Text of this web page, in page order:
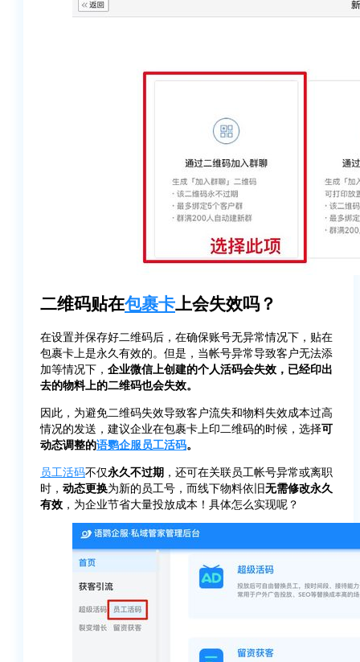
二维码贴在包裹卡上会失效吗？
在设置并保存好二维码后，在确保账号无异常情况下，贴在
包裹卡上是永久有效的。但是，当帐号异常导致客户无法添
加等情况下， 企业微信上创建的个人活码会失效，已经印出
去的物料上的二维码也会失效。
因此，为避免二维码失效导致客户流失和物料失效成本过高
情况的发送，建议企业在包裹卡上印二维码的时候，选择可
动态调整的语鹦企服员工活码。
员工活码不仅永久不过期 ，还可在关联员工帐号异常或离职
时， 动态更换为新的员工号，而线下物料依旧无需修改永久
有效 ，为企业节省大量投放成本！具体怎么实现呢？